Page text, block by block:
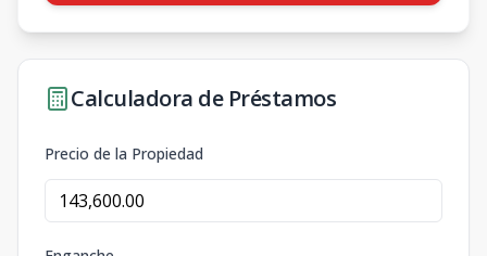
Calculadora de Préstamos
Precio de la Propiedad